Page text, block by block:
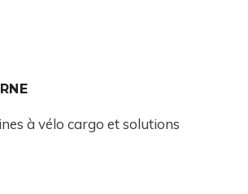
à vélo cargo et solutions